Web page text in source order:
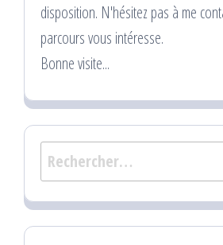
disposition. N'hésitez pas à me
parcours vous intéresse.
Bonne visite...
Rechercher :